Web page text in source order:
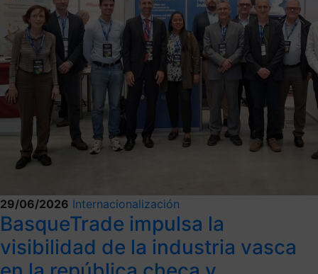
29/06/2026 Internacionalización
BasqueTrade impulsa la
visibilidad de la industria vasca